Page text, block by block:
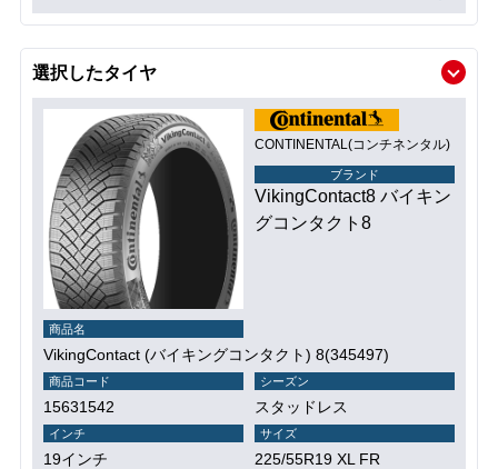
選択したタイヤ
CONTINENTAL(コンチネンタル)
ブランド
VikingContact8 バイキン
グコンタクト8
商品名
VikingContact (バイキングコンタクト) 8(345497)
商品コード
15631542
シーズン
スタッドレス
インチ
19インチ
サイズ
225/55R19 XL FR